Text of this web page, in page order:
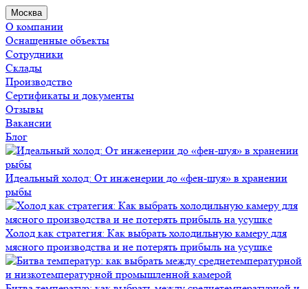
Москва
О компании
Оснащенные объекты
Сотрудники
Склады
Производство
Сертификаты и документы
Отзывы
Вакансии
Блог
Идеальный холод: От инженерии до «фен-шуя» в хранении
рыбы
Холод как стратегия: Как выбрать холодильную камеру для
мясного производства и не потерять прибыль на усушке